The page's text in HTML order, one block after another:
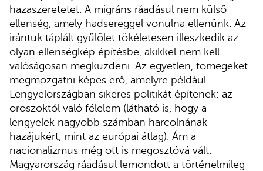
hazaszeretetet. A migráns ráadásul nem külső
ellenség, amely hadsereggel vonulna ellenünk. Az
irántuk táplált gyűlölet tökéletesen illeszkedik az
olyan ellenségkép építésbe, akikkel nem kell
valóságosan megküzdeni. Az egyetlen, tömegeket
megmozgatni képes erő, amelyre például
Lengyelországban sikeres politikát építenek: az
oroszoktól való félelem (látható is, hogy a
lengyelek nagyobb számban harcolnának
hazájukért, mint az európai átlag). Ám a
nacionalizmus még ott is megosztóvá vált.
Magyarország ráadásul lemondott a történelmileg